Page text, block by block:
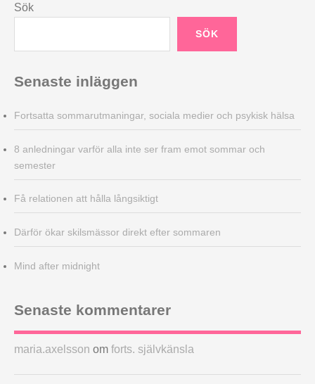
Sök
SÖK
Senaste inläggen
Fortsatta sommarutmaningar, sociala medier och psykisk hälsa
8 anledningar varför alla inte ser fram emot sommar och
semester
Få relationen att hålla långsiktigt
Därför ökar skilsmässor direkt efter sommaren
Mind after midnight
Senaste kommentarer
maria.axelsson om forts. självkänsla